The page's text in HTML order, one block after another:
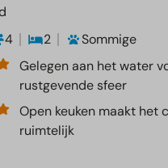
4
2
Sommige
Gelegen aan het water
rustgevende sfeer
Open keuken maakt het
ruimtelijk